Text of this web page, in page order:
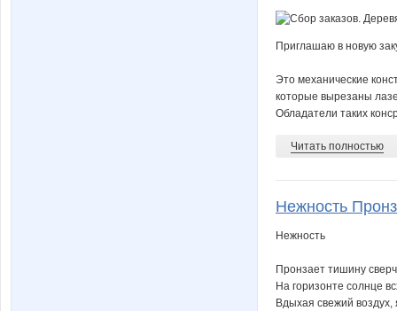
Автолюбительница с ул Минина Белль
ЛГ Магда
Приглашаю в новую
Это механические
которые вырезаны
Обладатели таких
Читать полностью
Нежность
Нежность
Пронзает тишину
На горизонте солнце
Вдыхая свежий воздух,